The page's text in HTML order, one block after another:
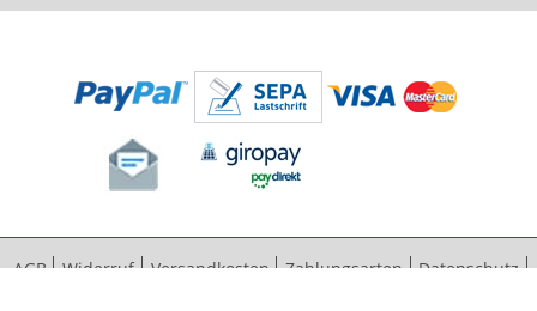
AGB Widerruf Versandkosten Zahlungsarten
Datenschutz